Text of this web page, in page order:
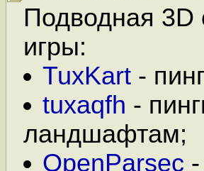
Подводная 3D
игры:
TuxKart-
tuxaqfh -
ландшафтам;
OpenParsec